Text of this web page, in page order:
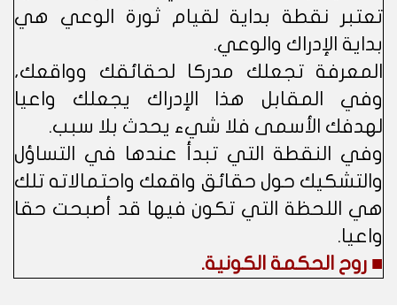
تعتبر نقطة بداية لقيام ثورة الوعي هي
بداية الإدراك والوعي.
المعرفة تجعلك مدركا لحقائقك وواقعك،
وفي المقابل هذا الإدراك يجعلك واعيا
لهدفك الأسمى فلا شيء يحدث بلا سبب.
وفي النقطة التي تبدأ عندها في التساؤل
والتشكيك حول حقائق واقعك واحتمالاته تلك
هي اللحظة التي تكون فيها قد أصبحت حقا
واعيا.
■ روح الحكمة الكونية.